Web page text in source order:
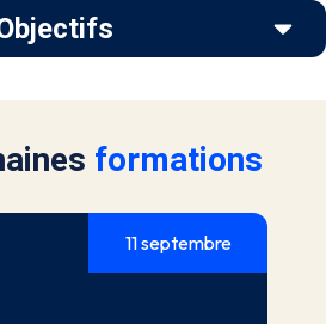
formations
11 septembre